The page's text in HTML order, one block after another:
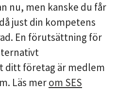
nu, men kanske du får
just din kompetens
En förutsättning för
ditt företag är medlem
Läs merom SES